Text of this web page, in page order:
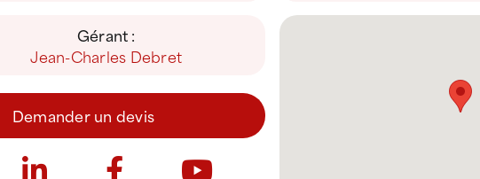
Gérant :
Jean-Charles Debret
Demander un devis